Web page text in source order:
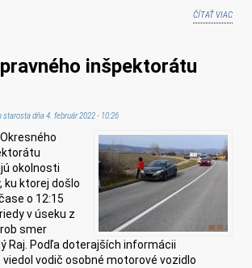
ČÍTAŤ VIACO
inšpektorátu
starostadňa 4. február 2022 - 10:26
okolnosti
ku ktorej došlo
o 12:15
v úseku z
smer
Raj. Podľa doterajších informácii
vodič osobné motorové vozidlo